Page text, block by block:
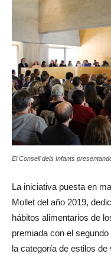
El Consell dels Infants
La iniciativa puesta en
Mollet del año 2019,
hábitos alimentarios de
premiada con el
la categoría de estilos